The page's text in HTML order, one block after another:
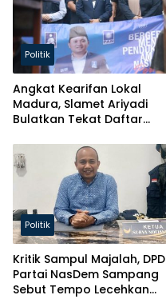
Politik
Angkat Kearifan Lokal
Madura, Slamet Ariyadi
Bulatkan Tekat Daftar
Politik
Kritik Sampul Majalah, DPD
Partai NasDem Sampang
Sebut Tempo Lecehkan